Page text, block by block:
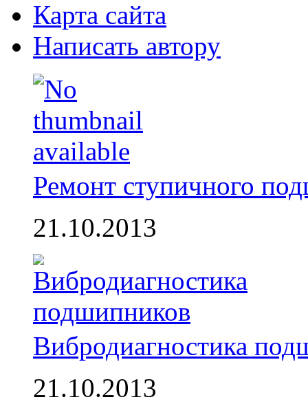
Карта сайта
Написать автору
Ремонт ступичного
21.10.2013
Вибродиагностика
21.10.2013